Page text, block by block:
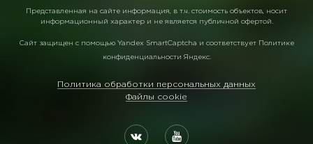
Представленная на сайте информация, в т.ч. стоимость объектов, носит
информационный характер и не является публичной офертой.
Сайт защищен с помощью Yandex SmartCaptcha и соответствует Политике
конфиденциальности Яндекс.
Политика обработки персональных данных
Файлы cookie